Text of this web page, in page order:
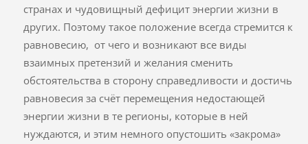
странах и чудовищный дефицит энергии жизни в
других. Поэтому такое положение всегда стремится к
равновесию, от чего и возникают все виды
взаимных претензий и желания сменить
обстоятельства в сторону справедливости и достичь
равновесия за счёт перемещения недостающей
энергии жизни в те регионы, которые в ней
нуждаются, и этим немного опустошить «закрома»